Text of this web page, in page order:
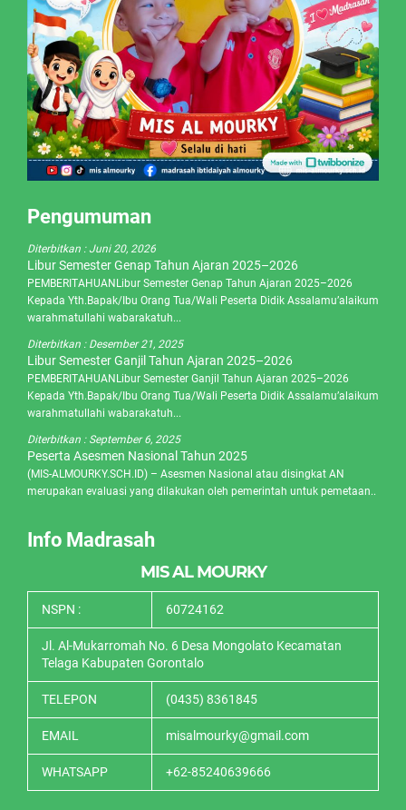
Pengumuman
Diterbitkan :Juni 20, 2026
Libur Semester Genap Tahun Ajaran 2025–2026
PEMBERITAHUANLibur Semester Genap Tahun Ajaran 2025–2026
Kepada Yth.Bapak/Ibu Orang Tua/Wali Peserta Didik Assalamu’alaikum
warahmatullahi wabarakatuh...
Diterbitkan : Desember 21, 2025
Libur Semester Ganjil Tahun Ajaran 2025–2026
PEMBERITAHUANLibur Semester Ganjil Tahun Ajaran 2025–2026
Kepada Yth.Bapak/Ibu Orang Tua/Wali Peserta Didik Assalamu’alaikum
warahmatullahi wabarakatuh...
Diterbitkan : September 6, 2025
Peserta Asesmen Nasional Tahun 2025
(MIS-ALMOURKY.SCH.ID) – Asesmen Nasional atau disingkat AN
merupakan evaluasi yang dilakukan oleh pemerintah untuk pemetaan..
Info Madrasah
MIS AL MOURKY
NSPN : 60724162
Jl. Al-Mukarromah No. 6 Desa Mongolato Kecamatan
Telaga Kabupaten Gorontalo
TELEPON (0435) 8361845
EMAIL misalmourky@gmail.com
WHATSAPP +62-85240639666